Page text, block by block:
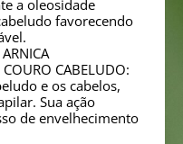
a oleosidade
favorecendo
CABELUDO:
e os cabelos,
Sua ação
de envelhecimento